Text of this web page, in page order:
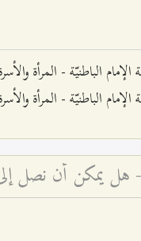
الباطنيّة - المرأة
الباطنيّة - المرأة
- هل يمكن أن نصل